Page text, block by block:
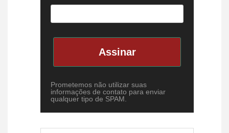
Assinar
Prometemos não utilizar suas
informações de contato para enviar
qualquer tipo de SPAM.